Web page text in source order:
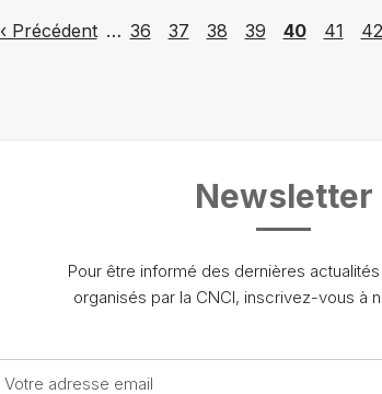
Previous page
‹ Précédent … Page
36 Page
37 Page
38 Page
39 Page
40 Page
41 42
Newsletter
Pour être informé des dernières
organisés par la CNCI, inscrivez-vous à